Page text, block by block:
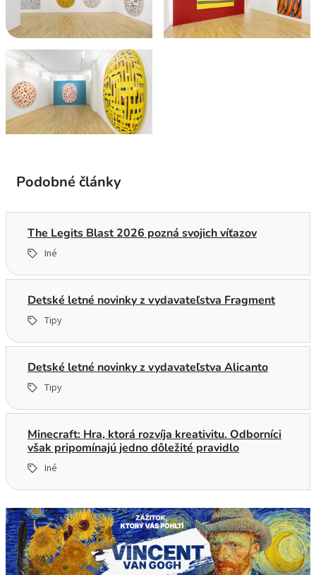
Podobné články
The Legits Blast 2026 pozná svojich víťazov
Iné
Detské letné novinky z vydavateľstva Fragment
Tipy
Detské letné novinky z vydavateľstva Alicanto
Tipy
Minecraft: Hra, ktorá rozvíja kreativitu. Odborníci
však pripomínajú jedno dôležité pravidlo
Iné